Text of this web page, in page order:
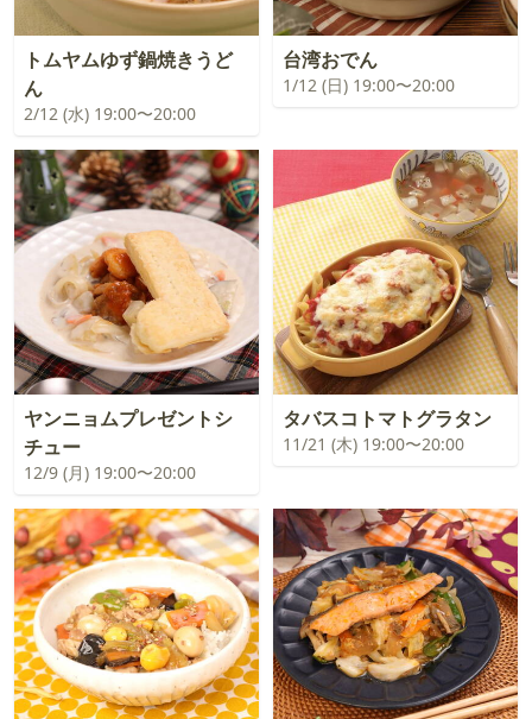
トムヤムゆず鍋焼きうど
ん
2/12 (水) 19:00〜20:00
台湾おでん
1/12 (日) 19:00〜20:00
ヤンニョムプレゼントシ
チュー
12/9 (月) 19:00〜20:00
タバスコトマトグラタン
11/21 (木) 19:00〜20:00